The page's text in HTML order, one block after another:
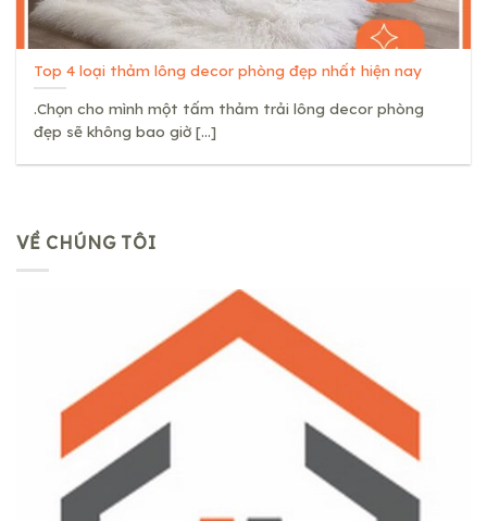
Top 4 loại thảm lông decor phòng đẹp nhất hiện nay
.Chọn cho mình một tấm thảm trải lông decor phòng
đẹp sẽ không bao giờ [...]
VỀ CHÚNG TÔI